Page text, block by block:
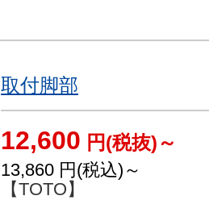
取付脚部
12,600 円(税抜)～
13,860 円(税込)～
【TOTO】